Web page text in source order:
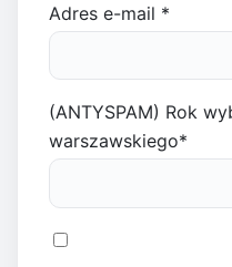
Adres e-mail *
(ANTYSPAM) Rok
warszawskiego*